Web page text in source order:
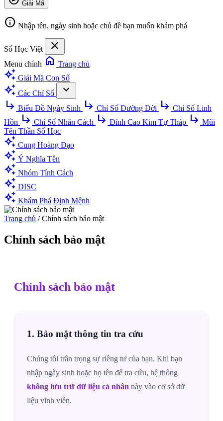
Giải Mã
info Nhập tên, ngày sinh hoặc chủ đề bạn muốn khám phá
Số Học Việt close
Menu chính home Trang chủ
auto_awesome Giải Mã Con Số
auto_awesome Các Chỉ Số
expand_more
subdirectory_arrow_right Biểu Đồ Ngày Sinh subdirectory_arrow_right Chỉ Số Đường Đời subdirectory_arrow_right Chỉ Số Linh
Hồn subdirectory_arrow_right Chỉ Số Nhân Cách subdirectory_arrow_right Đỉnh Cao Kim Tự Tháp subdirectory_arrow_right Mũi
Tên Thần Số Học
auto_awesome Cung Hoàng Đạo
auto_awesome Ý Nghĩa Tên
auto_awesome Nhóm Tính Cách
auto_awesome DISC
auto_awesome Khám Phá Định Mệnh
Trang chủ / Chính sách bảo mật
Chính sách bảo mật
Chính sách bảo mật
1. Bảo mật thông tin tra cứu
Chúng tôi trân trọng sự riêng tư của bạn. Khi bạn
nhập ngày sinh hoặc họ tên để tra cứu, hệ thống
không lưu trữ dữ liệu cá nhân này vào cơ sở dữ
liệu vĩnh viễn.